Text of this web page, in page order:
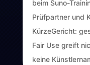
beim Suno-
Prüfpartner und
KürzeGericht:
Fair Use greift
keine